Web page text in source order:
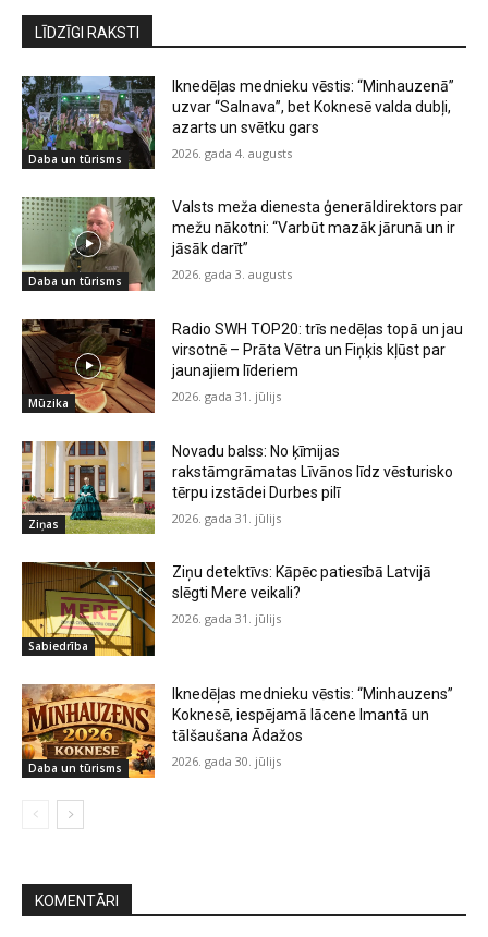
LĪDZĪGI RAKSTI
Daba un tūrisms
Iknedēļas mednieku vēstis: “Minhauzenā”
uzvar “Salnava”, bet Koknesē valda dubļi,
azarts un svētku gars
2026. gada 4. augusts
Daba un tūrisms
Valsts meža dienesta ģenerāldirektors par
mežu nākotni: “Varbūt mazāk jārunā un ir
jāsāk darīt”
2026. gada 3. augusts
Mūzika
Radio SWH TOP20: trīs nedēļas topā un jau
virsotnē – Prāta Vētra un Fiņķis kļūst par
jaunajiem līderiem
2026. gada 31. jūlijs
Ziņas
Novadu balss: No ķīmijas
rakstāmgrāmatas Līvānos līdz vēsturisko
tērpu izstādei Durbes pilī
2026. gada 31. jūlijs
Sabiedrība
Ziņu detektīvs: Kāpēc patiesībā Latvijā
slēgti Mere veikali?
2026. gada 31. jūlijs
Daba un tūrisms
Iknedēļas mednieku vēstis: “Minhauzens”
Koknesē, iespējamā lācene Imantā un
tālšaušana Ādažos
2026. gada 30. jūlijs
KOMENTĀRI